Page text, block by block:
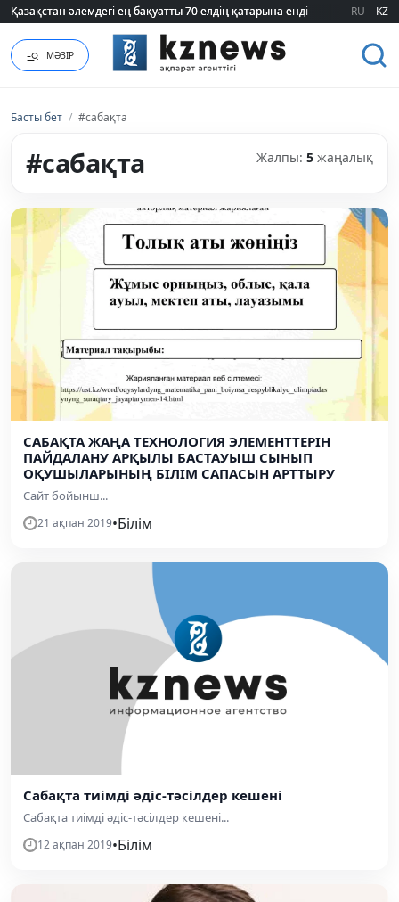
Қазақстан әлемдегі ең бақуатты 70 елдің қатарына енді
Қазақстан әлемдегі ең бақуатты 70 елдің қатарына енді RU KZ
МӘЗІР
Басты бет / #сабақта
#сабақта Жалпы: 5 жаңалық
САБАҚТА ЖАҢА ТЕХНОЛОГИЯ ЭЛЕМЕНТТЕРІН
ПАЙДАЛАНУ АРҚЫЛЫ БАСТАУЫШ СЫНЫП
ОҚУШЫЛАРЫНЫҢ БІЛІМ САПАСЫН АРТТЫРУ
Сайт бойынш...
21 ақпан 2019•Білім
Сабақта тиімді әдіс-тәсілдер кешені
Сабақта тиімді әдіс-тәсілдер кешені...
12 ақпан 2019•Білім